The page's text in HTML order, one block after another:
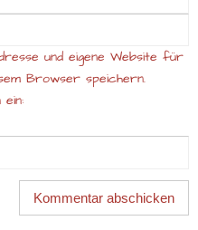
und eigene Website für
Browser speichern.